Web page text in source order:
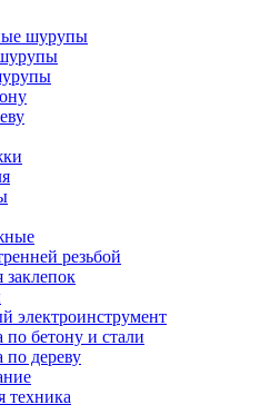
шурупы
резьбой
заклепок
электроинструмент
по бетону и стали
по дереву
техника